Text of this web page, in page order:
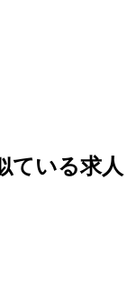
ている求人